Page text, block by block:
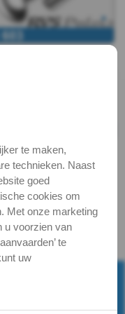
Terug naarRVS Slotbouten
te maken,
technieken. Naast
goed
cookies om
Met onze marketing
u voorzien van
te
uw